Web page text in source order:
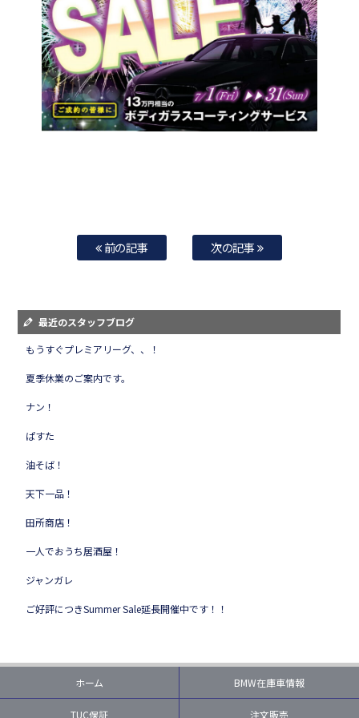
前の記事 次の記事
最近のスタッフブログ
もうすぐプレミアリーグ、、！
夏季休業のご案内です。
ナン！
ぱすた
油そば！
天下一品！
田所商店！
一人でおうち居酒屋！
ジャンガレ
ご好評につきSummer Sale延長開催中です！！
ホーム BMW在庫車情報
TUC保証 注文販売